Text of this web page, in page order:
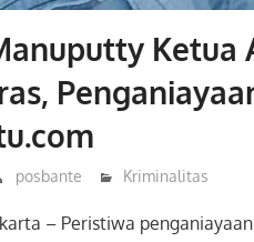
Ketua
posbante Kriminalitas
– Peristiwa